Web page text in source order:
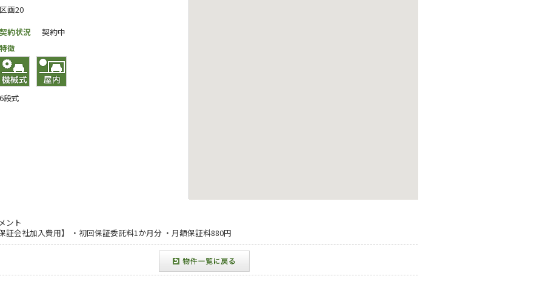
区画20
契約状況
契約中
特徴
6段式
ント
保証会社加入費用】 ・初回保証委託料1か月分 ・月額保証料880円